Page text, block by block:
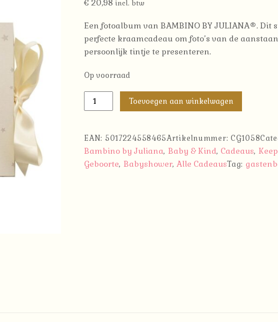
€ 20,98 incl. btw
Een fotoalbum van BAMBINO BY JULIANA®.
perfecte kraamcadeau om foto’s van de
persoonlijk tintje te presenteren.
Op voorraad
Gastenboek
"
"
|
Bambino
Toevoegen aan winkelwagen
EAN: 5017224558465Artikelnummer: CG1058
Bambino by Juliana, Baby & Kind, Cadeaus,
Geboorte, Babyshower,Alle CadeausTag: